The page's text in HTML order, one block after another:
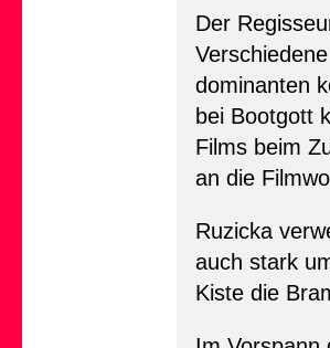
Der
dominanten
bei Bootgott
Films beim
an die
Ruzicka
auch stark
Kiste die